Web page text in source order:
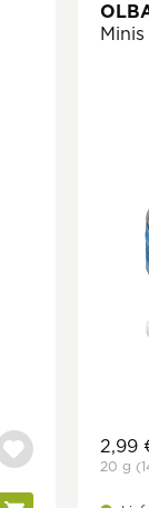
2,99
20 g